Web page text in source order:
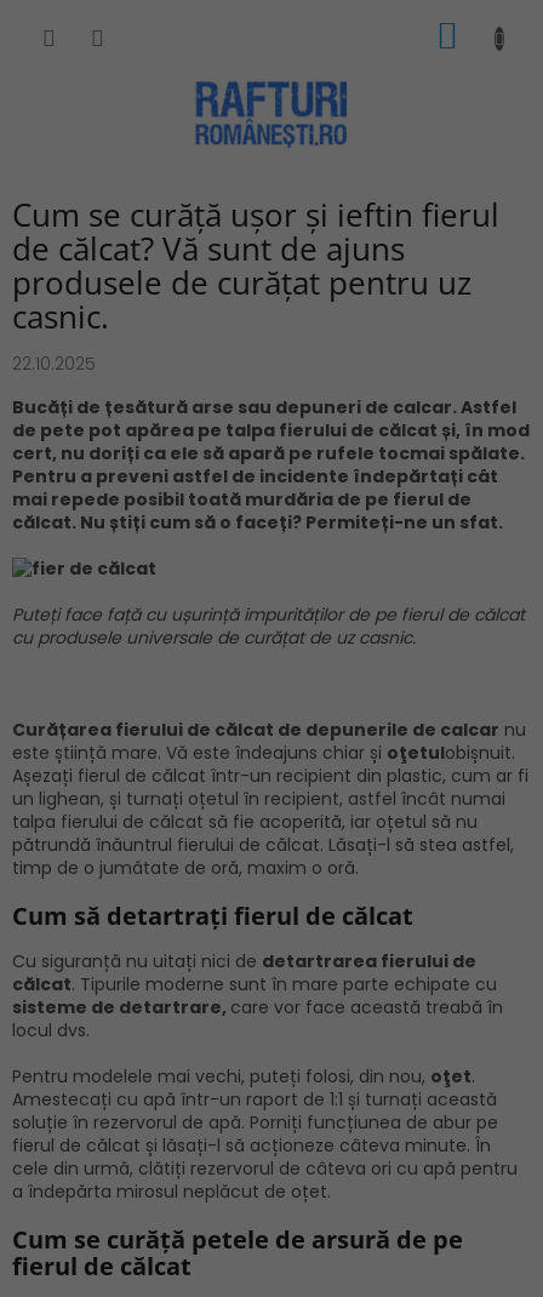
COŞ
Cum se curăță ușor și ieftin fierul
de călcat? Vă sunt de ajuns
produsele de curățat pentru uz
casnic.
22.10.2025
Bucăți de țesătură arse sau depuneri de calcar. Astfel
de pete pot apărea pe talpa fierului de călcat și, în mod
cert, nu doriți ca ele să apară pe rufele tocmai spălate.
Pentru a preveni astfel de incidente îndepărtați cât
mai repede posibil toată murdăria de pe fierul de
călcat. Nu știți cum să o faceți? Permiteți-ne un sfat.
Puteți face față cu ușurință impurităților de pe fierul de călcat
cu produsele universale de curățat de uz casnic.
Curățarea fierului de călcat de depunerile de calcar nu
este știință mare. Vă este îndeajuns chiar și oţetulobișnuit.
Așezați fierul de călcat într-un recipient din plastic, cum ar fi
un lighean, și turnați oțetul în recipient, astfel încât numai
talpa fierului de călcat să fie acoperită, iar oțetul să nu
pătrundă înăuntrul fierului de călcat. Lăsați-l să stea astfel,
timp de o jumătate de oră, maxim o oră.
Cum să detartrați fierul de călcat
Cu siguranță nu uitați nici de detartrarea fierului de
călcat. Tipurile moderne sunt în mare parte echipate cu
sisteme de detartrare, care vor face această treabă în
locul dvs.
Pentru modelele mai vechi, puteți folosi, din nou, oţet.
Amestecați cu apă într-un raport de 1:1 și turnați această
soluție în rezervorul de apă. Porniți funcțiunea de abur pe
fierul de călcat și lăsați-l să acționeze câteva minute. În
cele din urmă, clătiți rezervorul de câteva ori cu apă pentru
a îndepărta mirosul neplăcut de oțet.
Cum se curăță petele de arsură de pe
fierul de călcat